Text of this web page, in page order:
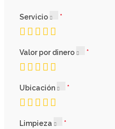
Servicio
Valor por dinero
Ubicación
Limpieza